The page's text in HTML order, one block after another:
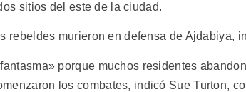
sitios del este de la ciudad.
rebeldes murieron en defensa de Ajdabiya,
porque muchos residentes
los combates, indicó Sue Turton,